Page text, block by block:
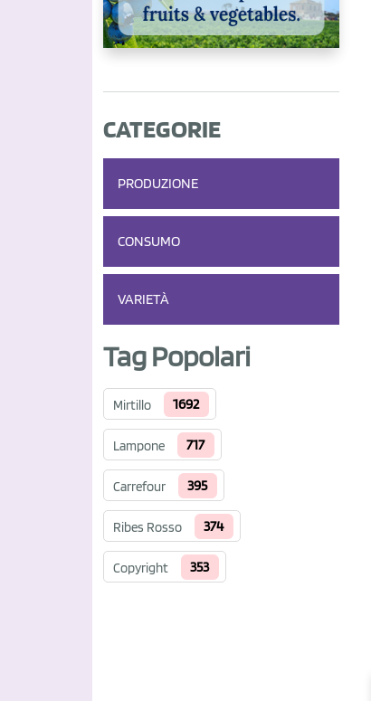
CATEGORIE
PRODUZIONE
CONSUMO
VARIETÀ
Tag Popolari
Mirtillo 1692
Lampone 717
Carrefour 395
Ribes Rosso 374
Copyright 353